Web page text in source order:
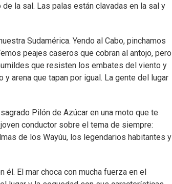
la sal. Las palas están clavadas en la sal y
Sudamérica. Yendo al Cabo, pinchamos
peajes caseros que cobran al antojo, pero
que resisten los embates del viento y
y arena que tapan por igual. La gente del lugar
Pilón de Azúcar en una moto que te
conductor sobre el tema de siempre:
de los Wayúu, los legendarios habitantes y
El mar choca con mucha fuerza en el